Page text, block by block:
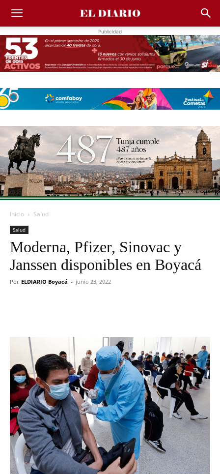
Publicidad
Inicio Salud
Salud
Moderna, Pfizer, Sinovac y
Janssen disponibles en Boyacá
Por ELDIARIO Boyacá - junio 23, 2022